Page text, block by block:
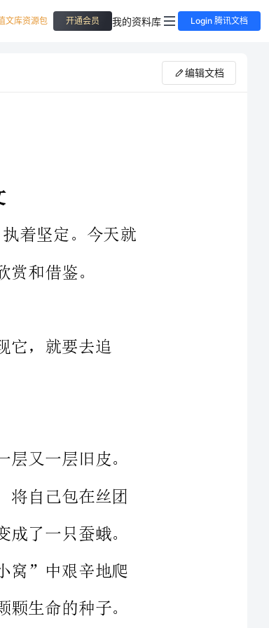
文库资源包 开通会员 我的资料库 Login 腾讯文档
编辑文档